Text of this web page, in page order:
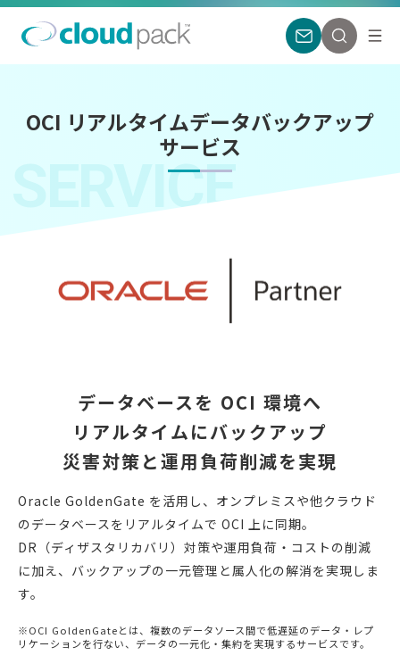
OCI リアルタイムデータバックアップ
サービス
SERVICE
データベースを OCI 環境へ
リアルタイムにバックアップ
災害対策と運用負荷削減を実現
Oracle GoldenGate を活用し、オンプレミスや他クラウド
のデータベースを リアルタイムで OCI 上に同期。
DR（ディザスタリカバリ）対策や運用負荷・コストの削減
に加え、 バックアップの一元管理と属人化の解消を実現しま
す。
※OCI GoldenGateとは、複数のデータソース間で低遅延のデータ・レプ
リケーションを行ない、 データの一元化・集約を実現するサービスです。